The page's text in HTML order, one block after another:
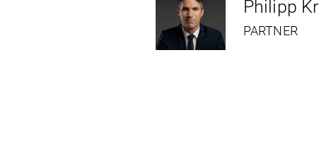
Philipp
PARTNER